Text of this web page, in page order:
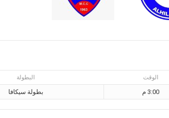
الوقت البطولة
3:00 م بطولة سيكافا